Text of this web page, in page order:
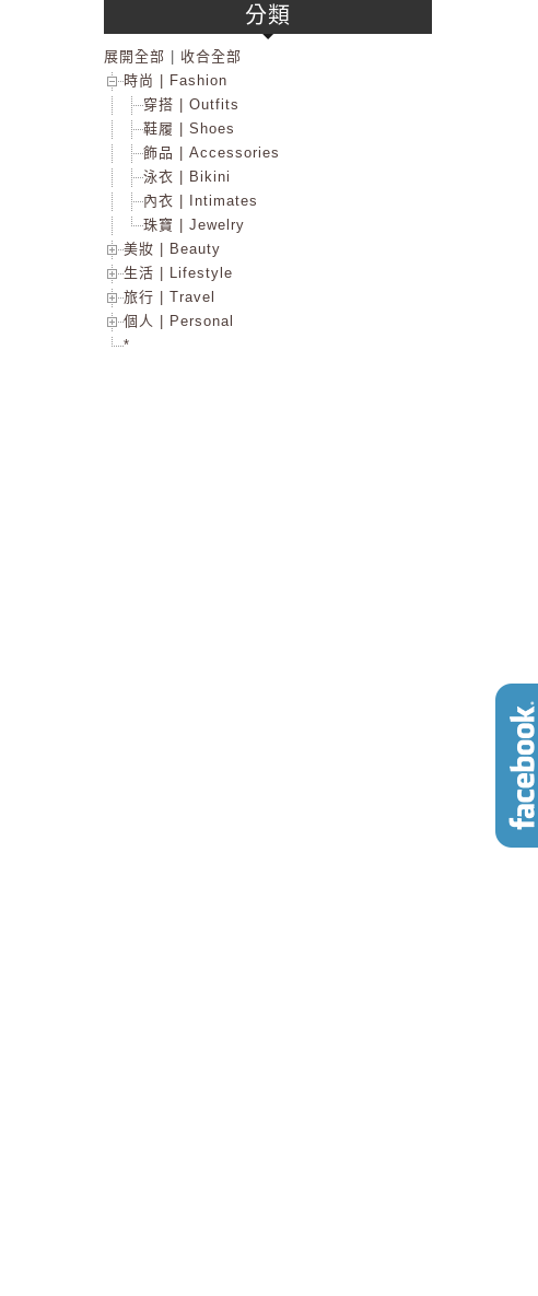
分類
展開全部
收合全部
時尚 | Fashion
穿搭 | Outfits
鞋履 | Shoes
飾品 | Accessories
泳衣 | Bikini
內衣 | Intimates
珠寶 | Jewelry
美妝 | Beauty
生活 | Lifestyle
旅行 | Travel
個人 | Personal
*